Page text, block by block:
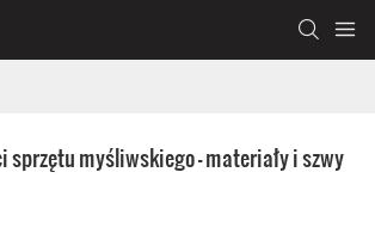
sprzętu myśliwskiego – materiały i szwy